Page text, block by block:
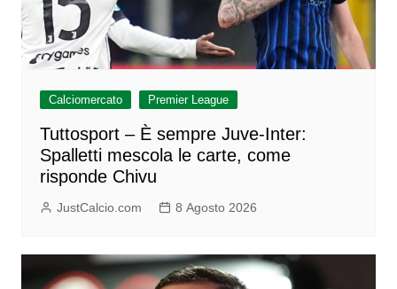
Calciomercato Premier League
Tuttosport – È sempre Juve-Inter:
Spalletti mescola le carte, come
risponde Chivu
JustCalcio.com 8 Agosto 2026